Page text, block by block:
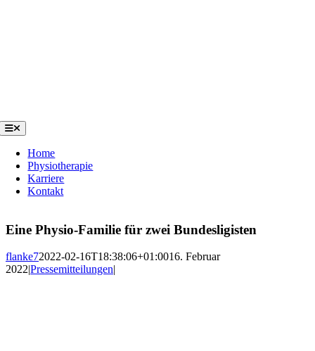
Toggle
Navigation
Home
Physiotherapie
Karriere
Kontakt
Eine Physio-Familie für zwei Bundesligisten
flanke72022-02-16T18:38:06+01:0016. Februar
2022|Pressemitteilungen|